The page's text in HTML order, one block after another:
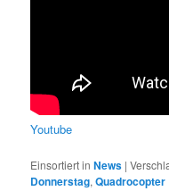
Youtube
Einsortiert in News |
Donnerstag,Quadrocopter